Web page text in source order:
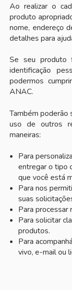
Ao realizar o
produto
nome, endereço
detalhes para
Se seu produto
identificação
podermos
ANAC.
Também poderão
uso de outros
maneiras:
Para
entregar o tipo
que você está
Para nos
suas
Para processar
Para solicitar
produtos.
Para
vivo, e-mail ou